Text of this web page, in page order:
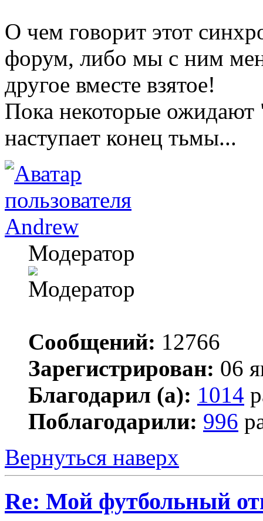
О чем говорит этот
форум, либо мы с ним
другое вместе взятое!
Пока некоторые ожидают
наступает конец тьмы...
Andrew
Модератор
Сообщений: 12766
Зарегистрирован: 06
Благодарил (а): 1014
Поблагодарили: 996
Вернуться наверх
Re: Мой футбольный